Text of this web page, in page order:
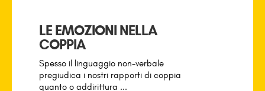
LE EMOZIONI NELLA
COPPIA
Spesso il linguaggio non-verbale
pregiudica i nostri rapporti di coppia
quanto o addirittura ...